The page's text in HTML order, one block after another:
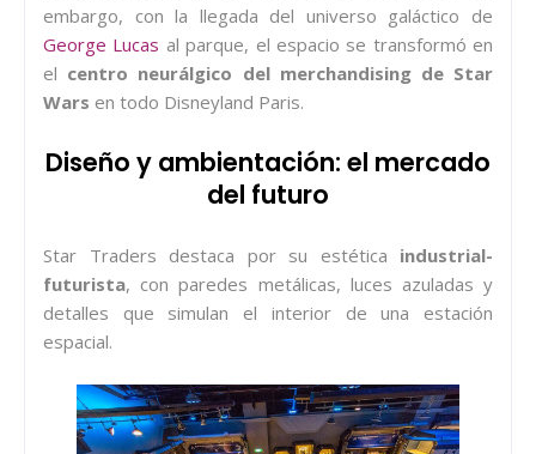
embargo, con la llegada del universo galáctico de
George Lucas al parque, el espacio se transformó en
el centro neurálgico del merchandising de Star
Wars en todo Disneyland Paris.
Diseño y ambientación: el mercado
del futuro
Star Traders destaca por su estética industrial-
futurista, con paredes metálicas, luces azuladas y
detalles que simulan el interior de una estación
espacial.